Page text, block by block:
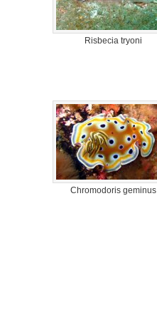
Risbecia tryoni
Chromodoris geminus